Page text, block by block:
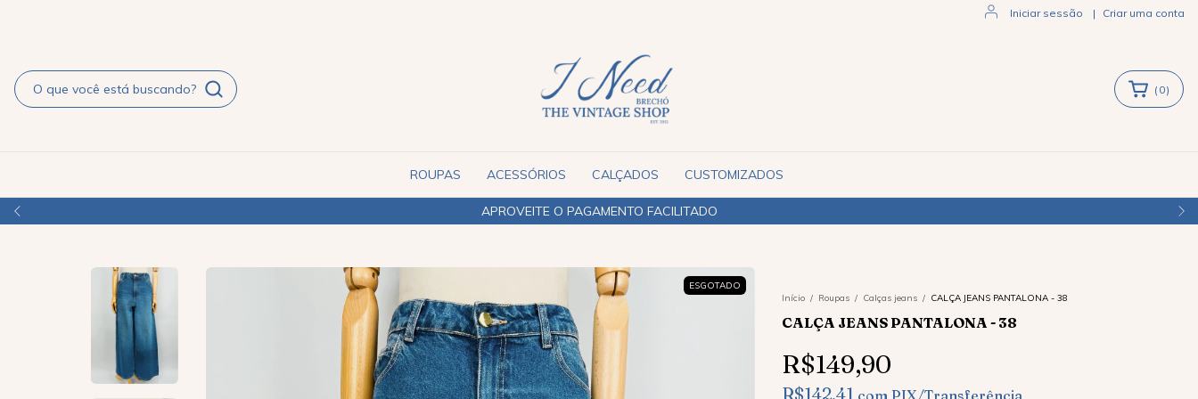
Iniciar sessão | Criar uma conta
APROVEITE O PAGAMENTO FACILITADO
( 0)
ROUPAS ACESSÓRIOS CALÇADOS CUSTOMIZADOS
ESGOTADO
Início / Roupas / Calças jeans / CALÇA JEANS PANTALONA - 38
CALÇA JEANS PANTALONA - 38
R$149,90
R$142,41 com PIX/Transferência